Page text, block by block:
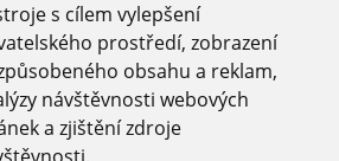
s cílem vylepšení
prostředí, zobrazení
obsahu a reklam,
návštěvnosti webových
a zjištění zdroje
údajů